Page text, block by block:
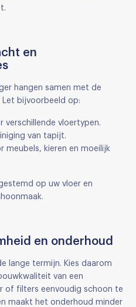
en
hangen samen met de
Let bijvoorbeeld op:
verschillende vloertypen.
van tapijt.
meubels, kieren en moeilijk
op uw vloer en
en onderhoud
lange termijn. Kies daarom
van een
of filters eenvoudig schoon te
maakt het onderhoud minder